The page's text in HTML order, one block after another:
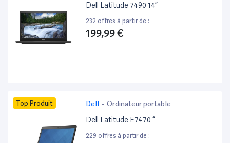
Dell Latitude 7490 14”
232 offres à partir de :
199,99 €
Top Produit Dell - Ordinateur portable
Dell Latitude E7470 ”
229 offres à partir de :